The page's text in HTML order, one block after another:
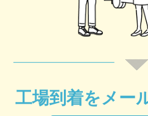
工場到着をメー